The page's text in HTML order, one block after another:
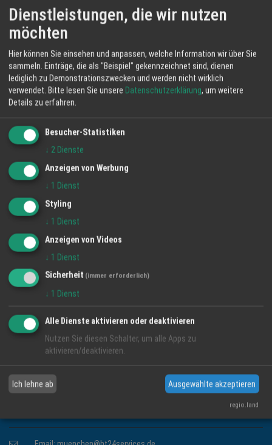
Bauen - Renovierung - Sanierung -
Alles für den Baumehr lesen...
Tierheim
HappyTime24 Services GmbH
Lindenweg 23
Telefon: 06032 80108
Dienstleistungen, die wir nutzen
möchten
Hier können Sie einsehen und anpassen, welche Information wir über Sie
sammeln. Einträge, die als "Beispiel" gekennzeichnet sind, dienen
lediglich zu Demonstrationszwecken und werden nicht wirklich
verwendet. Bitte lesen Sie unsere Datenschutzerklärung, um weitere
Details zu erfahren.
Besucher-Statistiken
↓ 2 Dienste
Anzeigen von Werbung
↓ 1 Dienst
Styling
↓ 1 Dienst
Anzeigen von Videos
↓ 1 Dienst
Sicherheit (immer erforderlich)
↓ 1 Dienst
Alle Dienste aktivieren oder deaktivieren
Nutzen Sie diesen Schalter, um alle Apps zu
aktivieren/deaktivieren.
Ich lehne ab Ausgewählte akzeptieren
regio.land